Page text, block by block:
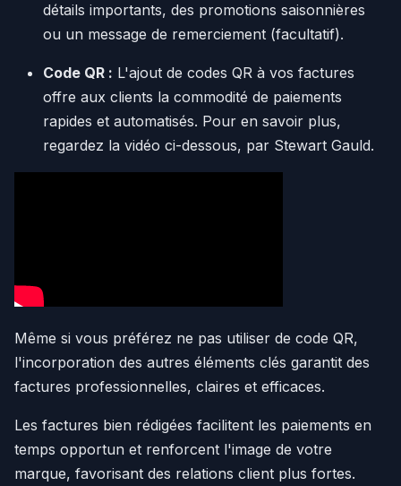
détails importants, des promotions saisonnières
ou un message de remerciement (facultatif).
Code QR : L'ajout de codes QR à vos factures
offre aux clients la commodité de paiements
rapides et automatisés. Pour en savoir plus,
regardez la vidéo ci-dessous, par Stewart Gauld.
Même si vous préférez ne pas utiliser de code QR,
l'incorporation des autres éléments clés garantit des
factures professionnelles, claires et efficaces.
Les factures bien rédigées facilitent les paiements en
temps opportun et renforcent l'image de votre
marque, favorisant des relations client plus fortes.